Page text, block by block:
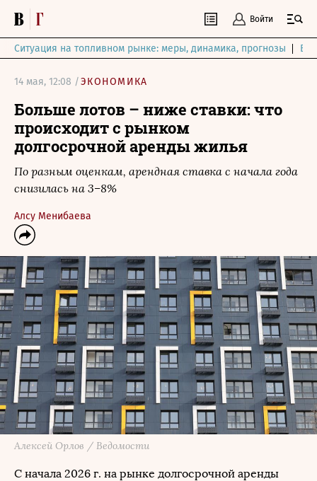
Войти
Ситуация на топливном рынке: меры, динамика, прогнозы
14 мая, 12:08 /ЭКОНОМИКА
Больше лотов – ниже ставки: что
происходит с рынком
долгосрочной аренды жилья
По разным оценкам, арендная ставка с начала года
снизилась на 3–8%
Алсу Менибаева
Алексей Орлов / Ведомости
С начала 2026 г. на рынке долгосрочной аренды